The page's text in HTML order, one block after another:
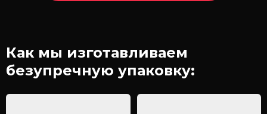
Как мы изготавливаем
безупречную упаковку: